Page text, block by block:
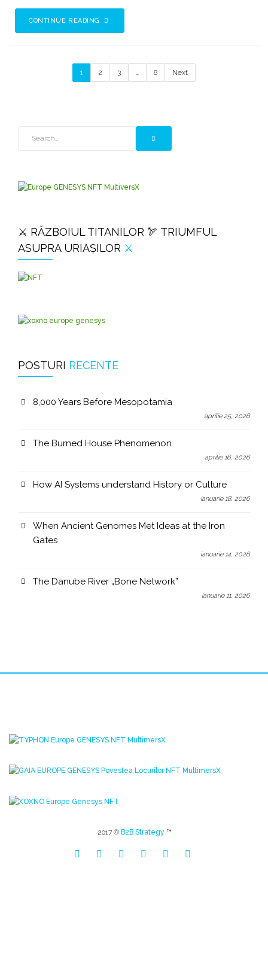
CONTINUE READING
1 2 3 … 8 Next
⚔️ RĂZBOIUL TITANILOR 🏹 TRIUMFUL
ASUPRA URIAȘILOR ⚔️
POSTURI RECENTE
8,000 Years Before Mesopotamia
aprilie 25, 2026
The Burned House Phenomenon
aprilie 16, 2026
How AI Systems understand History or Culture
ianuarie 18, 2026
When Ancient Genomes Met Ideas at the Iron
Gates
ianuarie 14, 2026
The Danube River „Bone Network”
ianuarie 11, 2026
2017 © B2B Strategy ™